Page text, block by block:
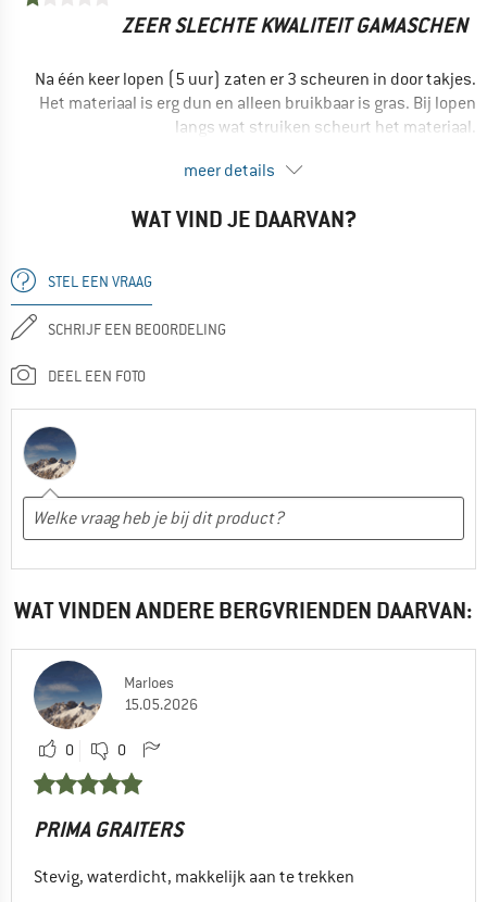
ZEER SLECHTE KWALITEIT GAMASCHEN
Na één keer lopen (5 uur) zaten er 3 scheuren in door takjes.
Het materiaal is erg dun en alleen bruikbaar is gras. Bij lopen
langs wat struiken scheurt het materiaal.
Nee, ik zou het product niet aan anderen aanraden
meer details
WAT VIND JE DAARVAN?
STEL EEN VRAAG
SCHRIJF EEN BEOORDELING
DEEL EEN FOTO
WAT VINDEN ANDERE BERGVRIENDEN DAARVAN:
Marloes
15.05.2026
0 0
PRIMA GRAITERS
Stevig, waterdicht, makkelijk aan te trekken